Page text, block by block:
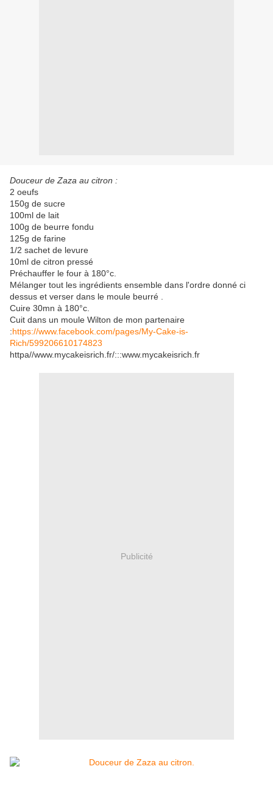
Douceur de Zaza au citron :
2 oeufs
150g de sucre
100ml de lait
100g de beurre fondu
125g de farine
1/2 sachet de levure
10ml de citron pressé
Préchauffer le four à 180°c.
Mélanger tout les ingrédients ensemble dans l'ordre donné ci
dessus et verser dans le moule beurré .
Cuire 30mn à 180°c.
Cuit dans un moule Wilton de mon partenaire
:https://www.facebook.com/pages/My-Cake-is-
Rich/599206610174823
httpa//www.mycakeisrich.fr/:::www.mycakeisrich.fr
Publicité